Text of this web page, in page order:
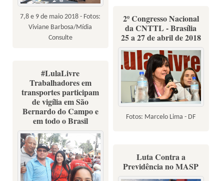
7,8 e 9 de maio 2018 - Fotos:
Viviane Barbosa/Mídia
Consulte
2º Congresso Nacional
da CNTTL - Brasília
25 a 27 de abril de 2018
Fotos: Marcelo Lima - DF
#LulaLivre
Trabalhadores em
transportes participam
de vigília em São
Bernardo do Campo e
em todo o Brasil
Luta Contra a
Previdência no MASP